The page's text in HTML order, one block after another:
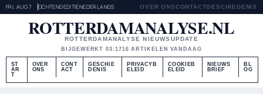
FRI, AUG 7 OCHTENDEDITIENEDERLANDS OVER ONSCONTACTGESCHIEDENIS
ROTTERDAMANALYSE.NL
ROTTERDAMANALYSE NIEUWSUPDATE
BIJGEWERKT 03:1716 ARTIKELEN VANDAAG
ST
AR
T
OVER
ONS
CONT
ACT
GESCHIE
DENIS
PRIVACYB
ELEID
COOKIEB
ELEID
NIEUWS
BRIEF
BL
OG